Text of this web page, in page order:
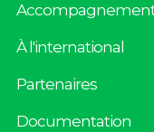
À l'international
Partenaires
Documentation